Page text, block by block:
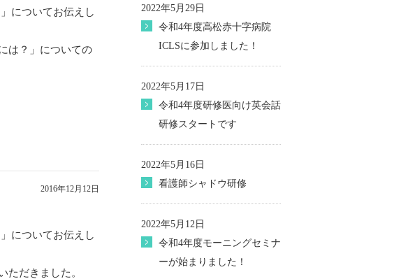
についてお伝えし
は？」についての
2016年12月12日
についてお伝えし
ただきました。
2022年5月29日
令和4年度高松赤十字病院
ICLSに参加しました！
2022年5月17日
令和4年度研修医向け英会話
研修スタートです
2022年5月16日
看護師シャドウ研修
2022年5月12日
令和4年度モーニングセミナ
ーが始まりました！